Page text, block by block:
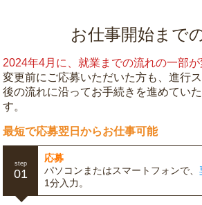
お仕事開始まで
2024年4月に、就業までの流れの一部が
変更前にご応募いただいた方も、進行
後の流れに沿ってお手続きを進めてい
す。
最短で応募翌日からお仕事可能
step
01
応募
パソコンまたはスマートフォンで、
1分入力。